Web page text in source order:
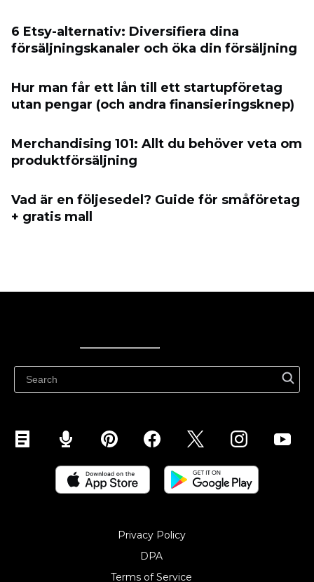
6 Etsy-alternativ: Diversifiera dina
försäljningskanaler och öka din försäljning
Hur man får ett lån till ett startupföretag
utan pengar (och andra finansieringsknep)
Merchandising 101: Allt du behöver veta om
produktförsäljning
Vad är en följesedel? Guide för småföretag
+ gratis mall
Privacy Policy
DPA
Terms of Service